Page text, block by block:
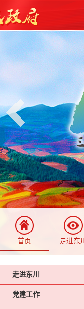
首页 走进东川
走进东川
党建工作